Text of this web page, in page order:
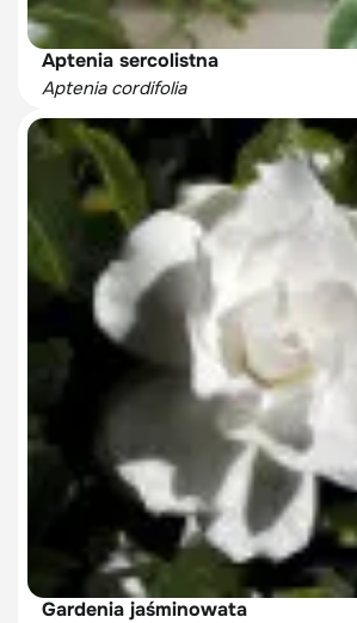
Aptenia sercolistna
Aptenia cordifolia
Gardenia jaśminowata